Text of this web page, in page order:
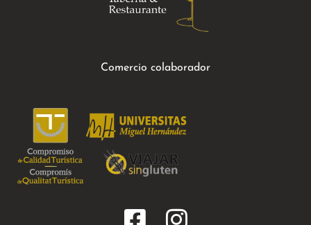
Comercio colaborador